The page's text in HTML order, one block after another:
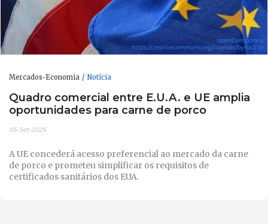
Mercados-Economia Notícia
Quadro comercial entre E.U.A. e UE amplia
oportunidades para carne de porco
05-Set-2025
A UE concederá acesso preferencial ao mercado da carne
de porco e prometeu simplificar os requisitos de
certificados sanitários dos EUA.